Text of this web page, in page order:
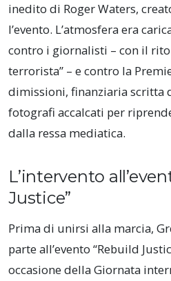
inedito di Roger Waters,
l’evento. L’atmosfera era
contro i giornalisti – con il
terrorista” – e contro la
dimissioni, finanziaria scritta
fotografi accalcati per
dalla ressa mediatica.
L’intervento
Justice”
Prima di unirsi alla marcia,
parte all’evento “Rebuild
occasione della Giornata